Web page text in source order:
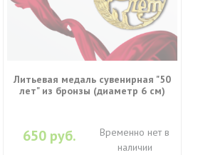
Литьевая медаль сувенирная "50
лет" из бронзы (диаметр 6 см)
650 руб.
Временно нет в
наличии